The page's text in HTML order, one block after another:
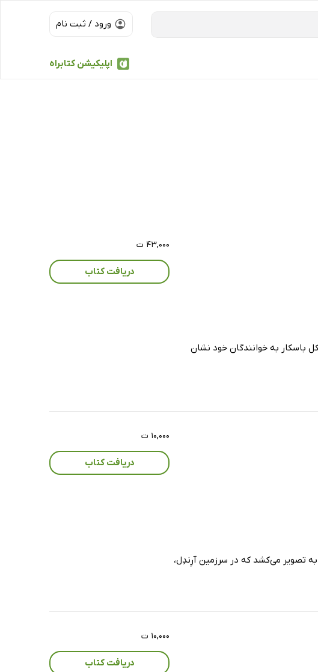
ورود / ثبت نام
اپلیکیشن کتابراه
مایکل باسکار به خوانندگان خود نشان
۴۳,۰۰۰ ت
دریافت کتاب
به تصویر می‌کشد که در سرزمین آرِندِل،
۱۰,۰۰۰ ت
دریافت کتاب
۱۰,۰۰۰ ت
دریافت کتاب